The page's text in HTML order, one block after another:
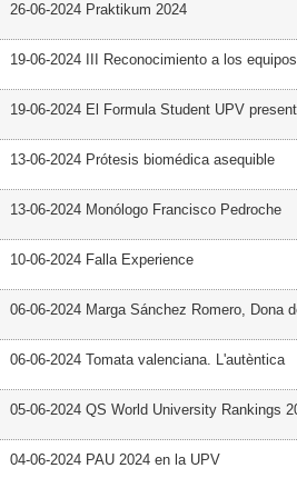
26-06-2024 Praktikum 2024
19-06-2024 III Reconocimiento a los
19-06-2024 El Formula Student UPV
13-06-2024 Prótesis biomédica asequible
13-06-2024 Monólogo Francisco Pedroche
10-06-2024 Falla Experience
06-06-2024 Marga Sánchez Romero, Dona
06-06-2024 Tomata valenciana. L'autèntica
05-06-2024 QS World University Rankings
04-06-2024 PAU 2024 en la UPV